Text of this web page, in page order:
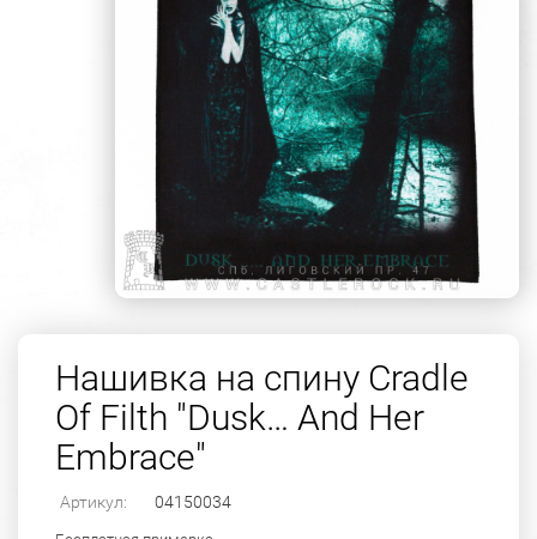
Нашивка на спину Cradle
Of Filth "Dusk… And Her
Embrace"
Артикул: 04150034